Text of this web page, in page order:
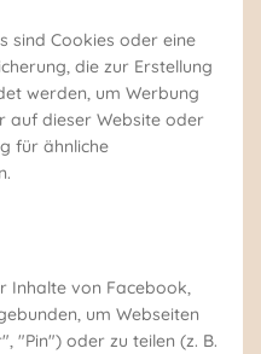
sind Cookies oder eine
die zur Erstellung
werden, um Werbung
auf dieser Website oder
für ähnliche
Inhalte von Facebook,
um Webseiten
"Pin") oder zu teilen (z. B.